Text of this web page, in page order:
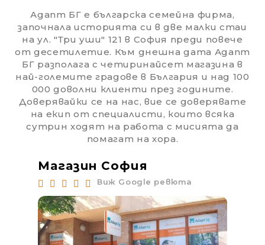
Адапт БГ е българска семейна фирма,
започнала историята си в две малки стаи
на ул. "Три уши" 121 в София преди повече
от десетилетие. Към днешна дата Адапт
БГ разполага с четиринайсет магазина в
най-големите градове в България и над 100
000 доволни клиенти през годините.
Доверявайки се на нас, вие се доверявате
на екип от специалисти, които всяка
сутрин ходят на работа с мисията да
помагат на хора.
Магазин София
Виж Google ревюта